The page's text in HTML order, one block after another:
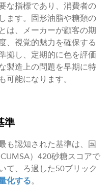
な指標であり、消費者の
ます。固形油脂や糖類の
は、メーカーが顧客の期
、視覚的魅力を確保する
拠し、定期的に色を評価
製造上の問題を早期に特
能になります。
準
も認知された基準は、国
）420砂糖スコアで
て、ろ過した50ブリック
化する。